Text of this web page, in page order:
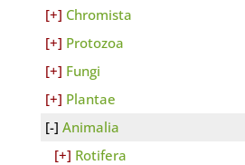
Chromista
Protozoa
Fungi
Plantae
Animalia
Rotifera